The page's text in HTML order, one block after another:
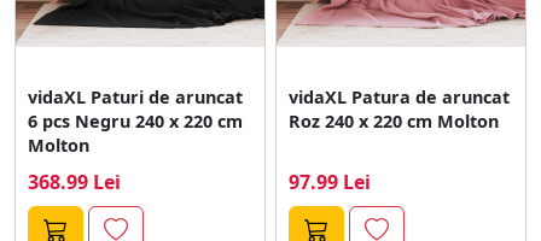
vidaXL Paturi de aruncat
6 pcs Negru 240 x 220 cm
Molton
368.99 Lei
vidaXL Patura de aruncat
Roz 240 x 220 cm Molton
97.99 Lei